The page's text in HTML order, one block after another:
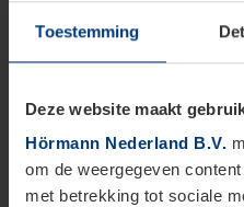
Toestemming
Deze website maakt
Hörmann Nederland B.V.
om de weergegeven
met betrekking tot sociale